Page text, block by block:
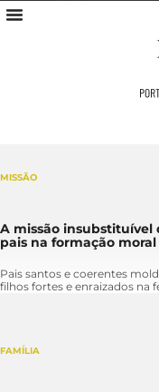
MISSÃO
A missão insubstituível
pais na formação moral
Pais santos e coerentes
filhos fortes e enraizados na
FAMÍLIA